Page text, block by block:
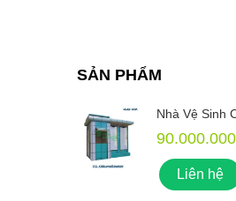
SẢN PHẨM
Nhà Vệ Sinh
Liên hệ